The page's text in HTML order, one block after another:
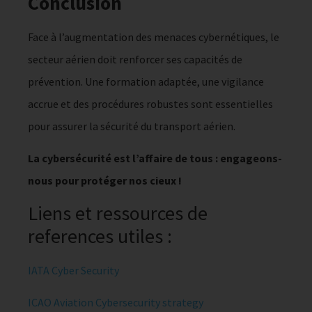
Face à l’augmentation des menaces cybernétiques, le
secteur aérien doit renforcer ses capacités de
prévention. Une formation adaptée, une vigilance
accrue et des procédures robustes sont essentielles
pour assurer la sécurité du transport aérien.
La cybersécurité est l’affaire de tous : engageons-
nous pour protéger nos cieux !
Liens et ressources de
references utiles :
IATA Cyber Security
ICAO Aviation Cybersecurity strategy